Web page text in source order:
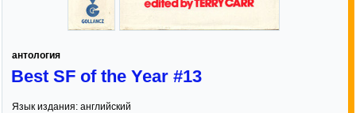
антология
Best SF of the Year #13
Язык издания: английский